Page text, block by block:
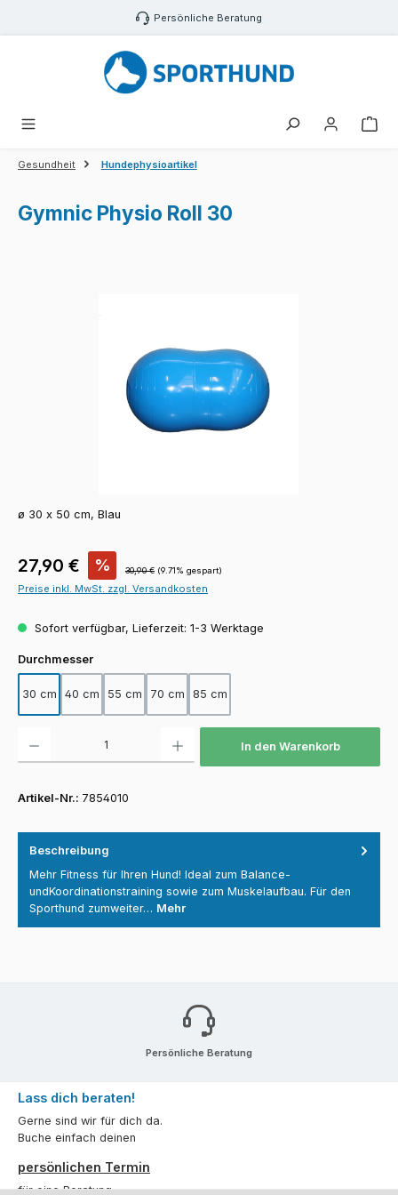
Zum Hauptinhalt springen Persönliche Beratung
Gesundheit Hundephysioartikel
Gymnic Physio Roll 30
ø 30 x 50 cm, Blau
Verkaufspreis:
27,90 € % Regulärer Preis:
30,90 € (9.71% gespart)
Preise inkl. MwSt. zzgl. Versandkosten
Sofort verfügbar, Lieferzeit: 1-3 Werktage
Durchmesserauswählen
30 cm 40 cm 55 cm 70 cm 85 cm
In den Warenkorb
Artikel-Nr.: 7854010
Beschreibung
Mehr Fitness für Ihren Hund! Ideal zum Balance-
undKoordinationstraining sowie zum Muskelaufbau. Für den
Sporthund zumweiter… Mehr
Persönliche Beratung
Lass dich beraten!
Gerne sind wir für dich da.
Buche einfach deinen
persönlichen Termin
für eine Beratung.